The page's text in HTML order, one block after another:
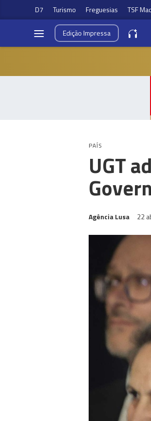
D7 Turismo Freguesias TSF
EdiçãoImpressa
PAÍS
UGT
Agência Lusa 22